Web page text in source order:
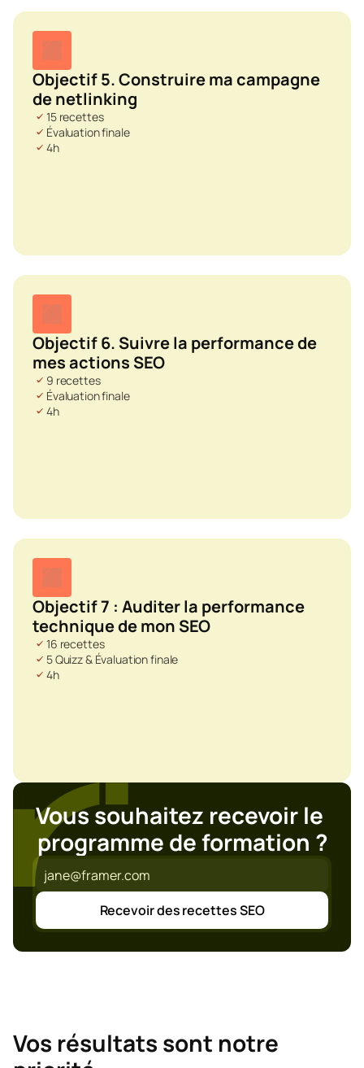
Objectif 5. Construire ma campagne
de netlinking
15 recettes
Évaluation finale
4h
Objectif 6. Suivre la performance de
mes actions SEO
9 recettes
Évaluation finale
4h
Objectif 7 : Auditer la performance
technique de mon SEO
16 recettes
5 Quizz & Évaluation finale
4h
Vous souhaitez recevoir le
programme de formation ?
Recevoir des recettes SEO
Vos résultats sont notre